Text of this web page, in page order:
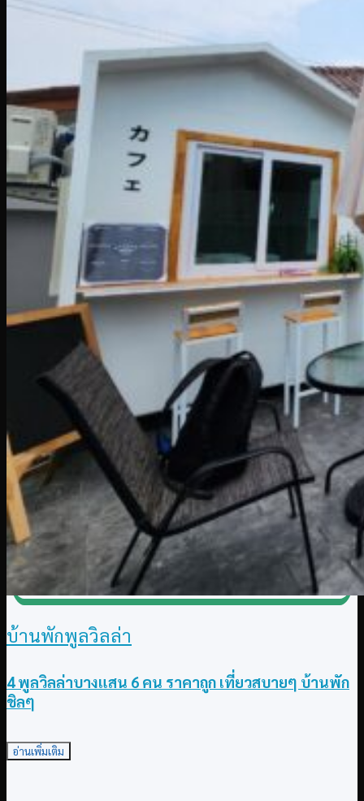
บ้านพักพูลวิลล่า
4 พูลวิลล่าบางแสน 6 คน ราคาถูก เที่ยวสบายๆ บ้านพัก
ชิลๆ
อ่านเพิ่มเติม